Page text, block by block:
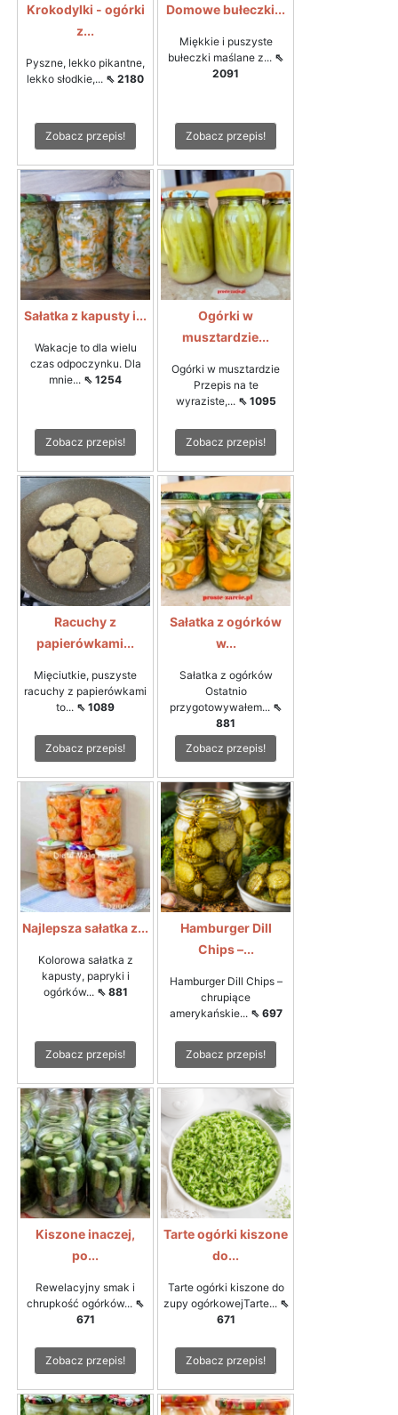
Krokodylki - ogórki
z...
Pyszne, lekko pikantne,
lekko słodkie,... ⇖ 2180
Zobacz przepis!
Domowe bułeczki...
Miękkie i puszyste
bułeczki maślane z... ⇖
2091
Zobacz przepis!
Sałatka z kapusty i...
Wakacje to dla wielu
czas odpoczynku. Dla
mnie... ⇖ 1254
Zobacz przepis!
Ogórki w
musztardzie...
Ogórki w musztardzie
Przepis na te
wyraziste,... ⇖ 1095
Zobacz przepis!
Racuchy z
papierówkami...
Mięciutkie, puszyste
racuchy z papierówkami
to... ⇖ 1089
Zobacz przepis!
Sałatka z ogórków
w...
Sałatka z ogórków
Ostatnio
przygotowywałem... ⇖
881
Zobacz przepis!
Najlepsza sałatka z...
Kolorowa sałatka z
kapusty, papryki i
ogórków... ⇖ 881
Zobacz przepis!
Hamburger Dill
Chips –...
Hamburger Dill Chips –
chrupiące
amerykańskie... ⇖ 697
Zobacz przepis!
Kiszone inaczej,
po...
Rewelacyjny smak i
chrupkość ogórków... ⇖
671
Zobacz przepis!
Tarte ogórki kiszone
do...
Tarte ogórki kiszone do
zupy ogórkowejTarte... ⇖
671
Zobacz przepis!